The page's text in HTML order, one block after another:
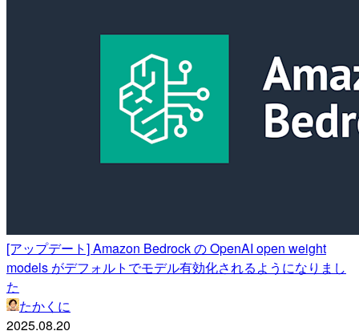
[アップデート] Amazon Bedrock の OpenAI open weight
models がデフォルトでモデル有効化されるようになりまし
た
たかくに
2025.08.20